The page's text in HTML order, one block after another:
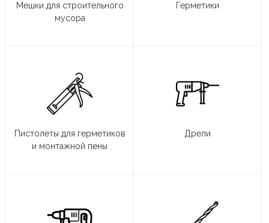
Мешки для строительного
мусора
Герметики
Пистолеты для герметиков
и монтажной пены
Дрели